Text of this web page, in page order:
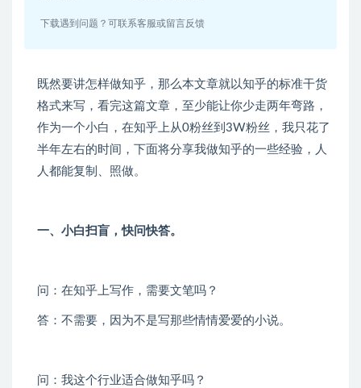
下载遇到问题？可联系客服或留言反馈
既然要讲怎样做知乎，那么本文章就以知乎的标准干货
格式来写，看完这篇文章，至少能让你少走两年弯路，
作为一个小白，在知乎上从0粉丝到3W粉丝，我只花了
半年左右的时间，下面将分享我做知乎的一些经验，人
人都能复制、照做。
一、小白扫盲，快问快答。
问：在知乎上写作，需要文笔吗？
答：不需要，因为不是写那些情情爱爱的小说。
问：我这个行业适合做知乎吗？